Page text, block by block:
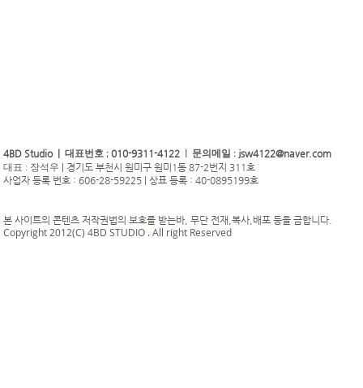
4BD Studio | 대표번호 ; 010-9311-4122 | 문의메일 : jsw4122@naver.com
대표 : 장석우
경기도 부천시 원미구 원미1동 87-2번지 311호
사업자 등록 번호 : 606-28-59225 | 상표 등록 : 40-0895199호
본 사이트의 콘텐츠 저작권법의 보호를 받는바, 무단 전재,복사,배포 등을 금합니다.
Copyright 2012(C) 4BD STUDIO . All right Reserved